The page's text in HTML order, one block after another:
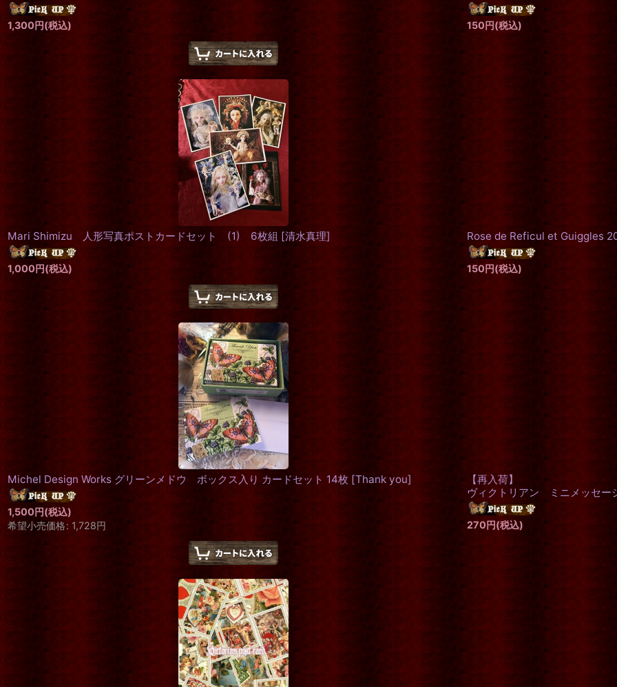
1,300円(税込) 150円(税込)
Mari Shimizu 人形写真ポストカードセット (1) 6枚組 [清水真理]
1,000円(税込)
Rose de Reficul et Guiggles
150円(税込)
Michel Design Works グリーンメドウ ボックス入り カードセット 14枚 [Thank you]
1,500円(税込)
希望小売価格: 1,728円
【再入荷】
ヴィクトリアン ミニメッセー
270円(税込)